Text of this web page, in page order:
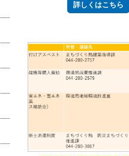
詳しくはこちら